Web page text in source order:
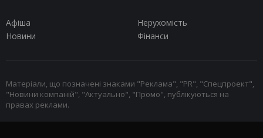
Афіша
Нерухомість
Новини
Фінанси
Матеріали, що позначені знаками "Реклама", "PR", "Спецпроект",
"Новини компаній", "Актуально", "Промо", публікуються на
правах реклами.